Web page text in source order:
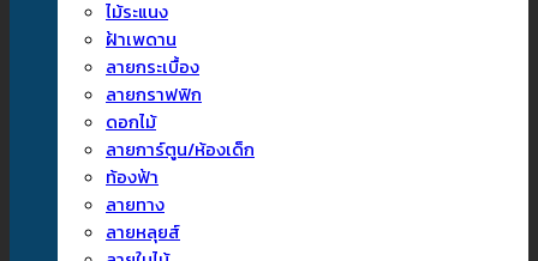
ไม้ระแนง
ฝ้าเพดาน
ลายกระเบื้อง
ลายกราฟฟิก
ดอกไม้
ลายการ์ตูน/ห้องเด็ก
ท้องฟ้า
ลายทาง
ลายหลุยส์